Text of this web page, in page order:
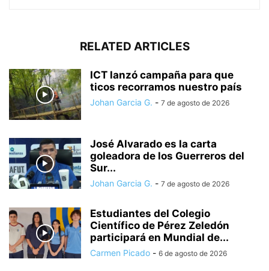
RELATED ARTICLES
ICT lanzó campaña para que
ticos recorramos nuestro país
Johan Garcia G. - 7 de agosto de 2026
José Alvarado es la carta
goleadora de los Guerreros del
Sur...
Johan Garcia G. - 7 de agosto de 2026
Estudiantes del Colegio
Científico de Pérez Zeledón
participará en Mundial de...
Carmen Picado - 6 de agosto de 2026